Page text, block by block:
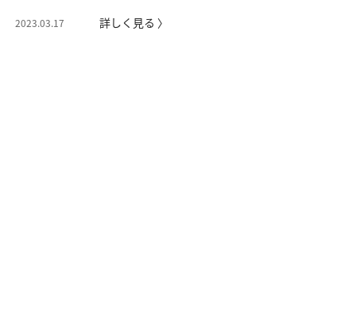
2023.03.17 詳しく見る 〉